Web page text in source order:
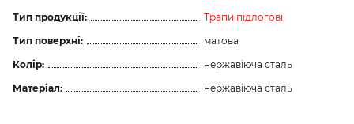
Тип продукції:
Трапи підлогові
Тип поверхні:
матова
Колір:
нержавіюча сталь
Матеріал:
нержавіюча сталь